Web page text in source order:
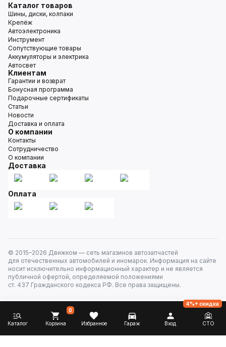
Каталог товаров
Шины, диски, колпаки
Крепёж
Автоэлектроника
Инструмент
Сопутствующие товары
Аккумуляторы и электрика
Автосвет
Клиентам
Гарантии и возврат
Бонусная программа
Подарочные сертификаты
Статьи
Новости
Доставка и оплата
О компании
Контакты
Сотрудничество
О компании
Доставка
Оплата
© 2015–2026 Движком — сеть магазинов автозапчастей
для отечественных автомобилей и иномарок. Информация на сайте
носит исключительно информационный характер и не является
публичной офертой, определяемой положениями
ст. 437 Гражданского кодекса РФ. Все права защищены.
Каталог Корзина
0
Избранное Гараж Вход СТО
4%+ скидка